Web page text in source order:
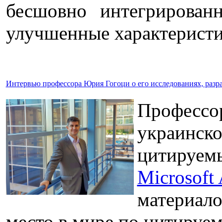
бесшовно
улучшенные
Интервью профессора Юрия Гогоци о его исследованиях,
Microsoft